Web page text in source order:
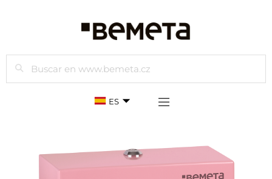
Buscar
ES